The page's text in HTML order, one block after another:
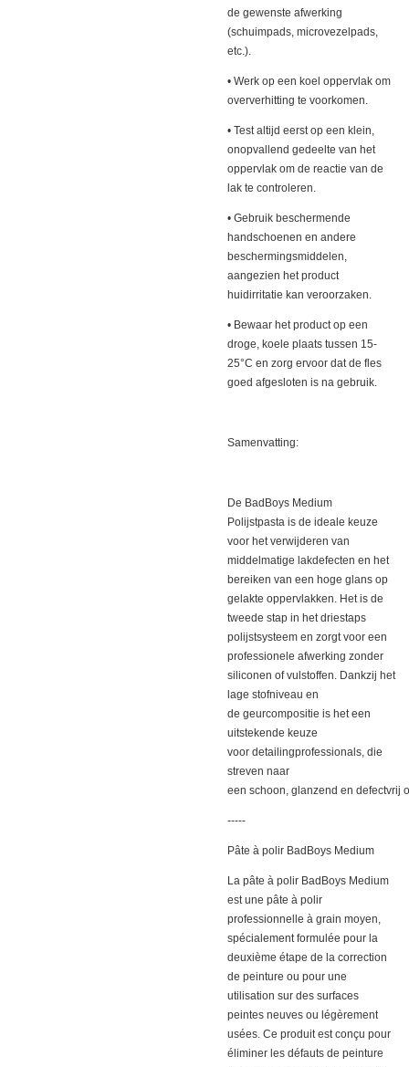
de gewenste afwerking
(schuimpads, microvezelpads,
etc.).
• Werk op een koel oppervlak om
oververhitting te voorkomen.
• Test altijd eerst op een klein,
onopvallend gedeelte van het
oppervlak om de reactie van de
lak te controleren.
• Gebruik beschermende
handschoenen en andere
beschermingsmiddelen,
aangezien het product
huidirritatie kan veroorzaken.
• Bewaar het product op een
droge, koele plaats tussen 15-
25°C en zorg ervoor dat de fles
goed afgesloten is na gebruik.
Samenvatting:
De BadBoys Medium
Polijstpasta is de ideale keuze
voor het verwijderen van
middelmatige lakdefecten en het
bereiken van een hoge glans op
gelakte oppervlakken. Het is de
tweede stap in het driestaps
polijstsysteem en zorgt voor een
professionele afwerking zonder
siliconen of vulstoffen. Dankzij het
lage stofniveau en
de geurcompositie is het een
uitstekende keuze
voor detailingprofessionals, die
streven naar
een schoon, glanzend en defectvrij
-----
Pâte à polir BadBoys Medium
La pâte à polir BadBoys Medium
est une pâte à polir
professionnelle à grain moyen,
spécialement formulée pour la
deuxième étape de la correction
de peinture ou pour une
utilisation sur des surfaces
peintes neuves ou légèrement
usées. Ce produit est conçu pour
éliminer les défauts de peinture